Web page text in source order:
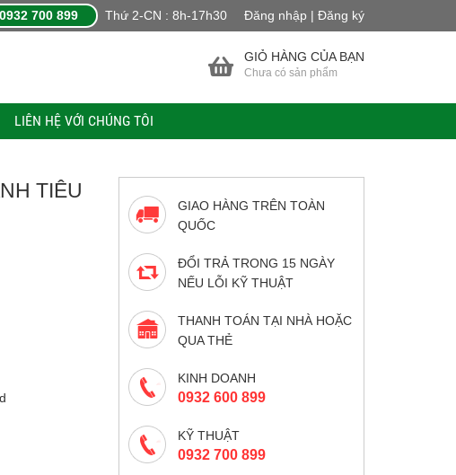
700 899 Thứ 2-CN : 8h-17h30 Đăng nhập | Đăng ký
GIỎ HÀNG CỦA BẠN
Chưa có sản phẩm
LIÊN HỆ VỚI CHÚNG TÔI
TIÊU
GIAO HÀNG TRÊN TOÀN
QUỐC
ĐỔI TRẢ TRONG 15 NGÀY
NẾU LỖI KỸ THUẬT
THANH TOÁN TẠI NHÀ HOẶC
QUA THẺ
KINH DOANH
0932 600 899
KỸ THUẬT
0932 700 899